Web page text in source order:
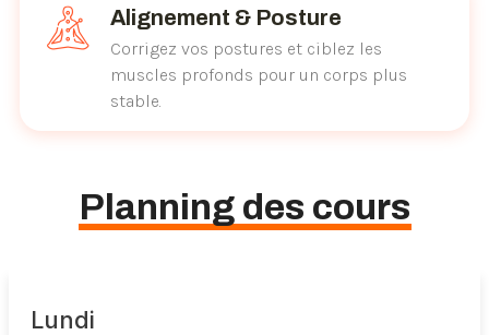
Alignement & Posture
Corrigez vos postures et ciblez les
muscles profonds pour un corps plus
stable.
Planning des cours
Lundi